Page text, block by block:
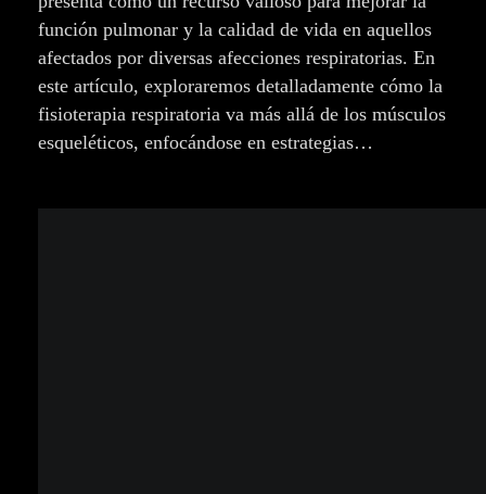
función pulmonar y la calidad de vida en aquellos
afectados por diversas afecciones respiratorias. En
este artículo, exploraremos detalladamente cómo la
fisioterapia respiratoria va más allá de los músculos
esqueléticos, enfocándose en estrategias…